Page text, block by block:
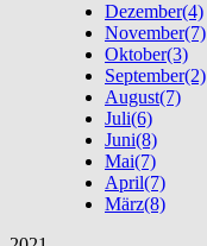
Dezember(4)
November(7)
Oktober(3)
September(2)
August(7)
Juli(6)
Juni(8)
Mai(7)
April(7)
März(8)